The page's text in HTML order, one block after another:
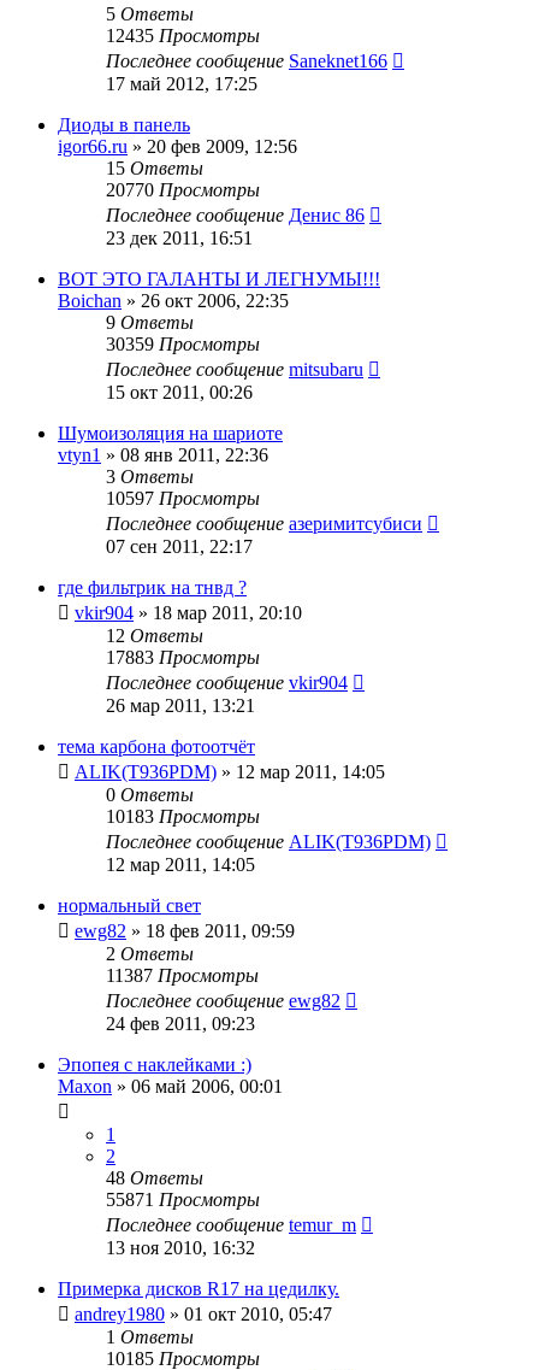
5 Ответы
12435 Просмотры
Последнее сообщение Saneknet166
17 май 2012, 17:25
Диоды в панель
igor66.ru » 20 фев 2009, 12:56
15 Ответы
20770 Просмотры
Последнее сообщение Денис 86
23 дек 2011, 16:51
ВОТ ЭТО ГАЛАНТЫ И ЛЕГНУМЫ!!!
Boichan » 26 окт 2006, 22:35
9 Ответы
30359 Просмотры
Последнее сообщение mitsubaru
15 окт 2011, 00:26
Шумоизоляция на шариоте
vtyn1 » 08 янв 2011, 22:36
3 Ответы
10597 Просмотры
Последнее сообщение азеримитсубиси
07 сен 2011, 22:17
где фильтрик на тнвд ?
vkir904 » 18 мар 2011, 20:10
12 Ответы
17883 Просмотры
Последнее сообщение vkir904
26 мар 2011, 13:21
тема карбона фотоотчёт
ALIK(T936PDM) » 12 мар 2011, 14:05
0 Ответы
10183 Просмотры
Последнее сообщение ALIK(T936PDM)
12 мар 2011, 14:05
нормальный свет
ewg82 » 18 фев 2011, 09:59
2 Ответы
11387 Просмотры
Последнее сообщение ewg82
24 фев 2011, 09:23
Эпопея с наклейками :)
Maxon » 06 май 2006, 00:01
1
2
48 Ответы
55871 Просмотры
Последнее сообщение temur_m
13 ноя 2010, 16:32
Примерка дисков R17 на цедилку.
andrey1980 » 01 окт 2010, 05:47
1 Ответы
10185 Просмотры